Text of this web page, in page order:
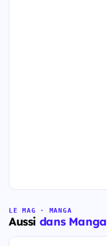
LE MAG · MANGA
Aussi dans Manga